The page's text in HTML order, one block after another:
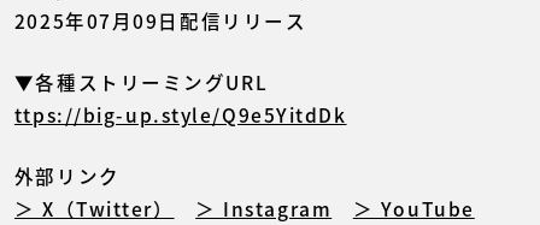
2025年07月09日配信リリース
▼各種ストリーミングURL
ttps://big-up.style/Q9e5YitdDk
外部リンク
＞ X（Twitter）
＞ Instagram ＞ YouTube